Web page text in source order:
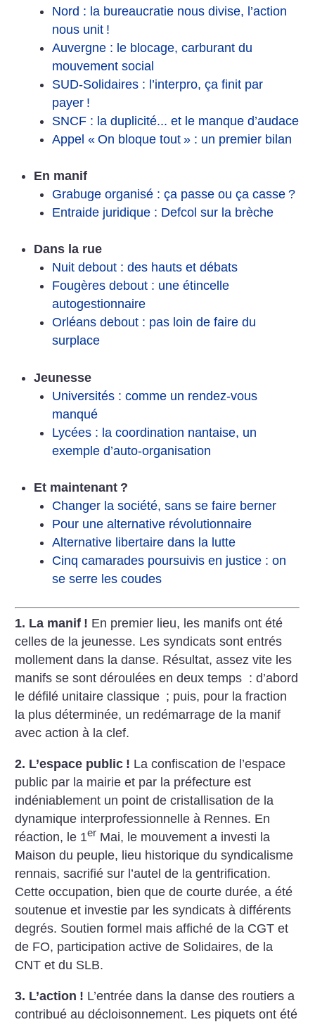
Nord : la bureaucratie nous divise, l’action
nous unit !
Auvergne : le blocage, carburant du
mouvement social
SUD-Solidaires : l’interpro, ça finit par
payer !
SNCF : la duplicité... et le manque d’audace
Appel « On bloque tout » : un premier bilan
En manif
Grabuge organisé : ça passe ou ça casse ?
Entraide juridique : Defcol sur la brèche
Dans la rue
Nuit debout : des hauts et débats
Fougères debout : une étincelle
autogestionnaire
Orléans debout : pas loin de faire du
surplace
Jeunesse
Universités : comme un rendez-vous
manqué
Lycées : la coordination nantaise, un
exemple d’auto-organisation
Et maintenant ?
Changer la société, sans se faire berner
Pour une alternative révolutionnaire
Alternative libertaire dans la lutte
Cinq camarades poursuivis en justice : on
se serre les coudes
1. La manif ! En premier lieu, les manifs ont été
celles de la jeunesse. Les syndicats sont entrés
mollement dans la danse. Résultat, assez vite les
manifs se sont déroulées en deux temps : d’abord
le défilé unitaire classique ; puis, pour la fraction
la plus déterminée, un redémarrage de la manif
avec action à la clef.
2. L’espace public ! La confiscation de l’espace
public par la mairie et par la préfecture est
indéniablement un point de cristallisation de la
dynamique interprofessionnelle à Rennes. En
réaction, le 1er Mai, le mouvement a investi la
Maison du peuple, lieu historique du syndicalisme
rennais, sacrifié sur l’autel de la gentrification.
Cette occupation, bien que de courte durée, a été
soutenue et investie par les syndicats à différents
degrés. Soutien formel mais affiché de la CGT et
de FO, participation active de Solidaires, de la
CNT et du SLB.
3. L’action ! L’entrée dans la danse des routiers a
contribué au décloisonnement. Les piquets ont été